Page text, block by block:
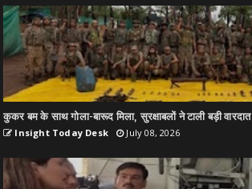
कुकर बम के साथ गोला-बारूद मिला, सुरक्षाबलों ने टाली बड़ी वारदात
Insight Today Desk July 08, 2026